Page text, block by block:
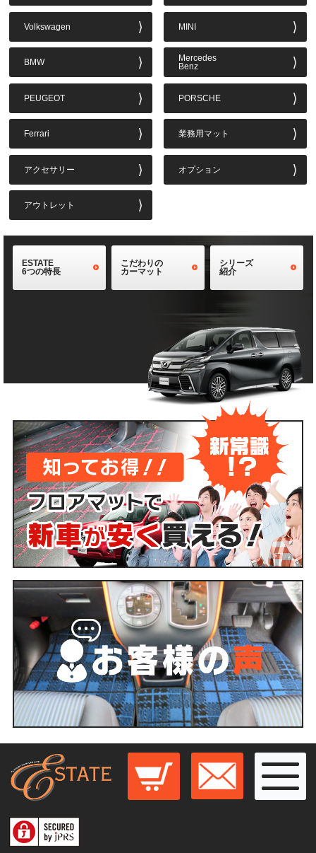
Volkswagen MINI
BMW
Mercedes
Benz
PEUGEOT PORSCHE
Ferrari 業務用マット
アクセサリー オプション
アウトレット
ESTATE
6つの特長
こだわりの
カーマット
シリーズ
紹介